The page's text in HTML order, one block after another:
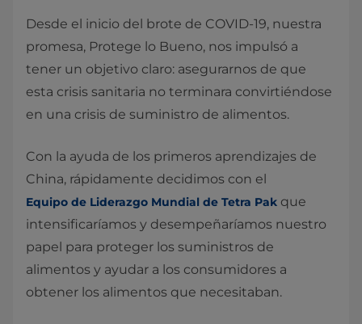
Desde el inicio del brote de COVID-19, nuestra
promesa, Protege lo Bueno, nos impulsó a
tener un objetivo claro: asegurarnos de que
esta crisis sanitaria no terminara convirtiéndose
en una crisis de suministro de alimentos.
Con la ayuda de los primeros aprendizajes de
China, rápidamente decidimos con el
Equipo de Liderazgo Mundial de Tetra Pak que
intensificaríamos y desempeñaríamos nuestro
papel para proteger los suministros de
alimentos y ayudar a los consumidores a
obtener los alimentos que necesitaban.